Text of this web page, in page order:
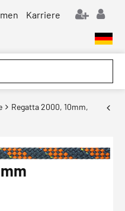
Karriere
Regatta 2000, 10mm,